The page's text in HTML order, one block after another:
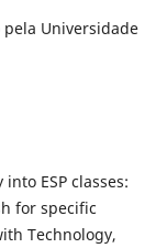
Universidade
ESP classes:
for specific
Technology,